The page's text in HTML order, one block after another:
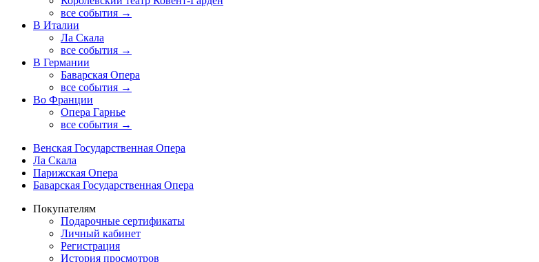
все события →
В Италии
Ла Скала
все события →
В Германии
Баварская Опера
все события →
Во Франции
Опера Гарнье
все события →
Венская Государственная Опера
Ла Скала
Парижская Опера
Баварская Государственная Опера
Покупателям
Подарочные сертификаты
Личный кабинет
Регистрация
История просмотров